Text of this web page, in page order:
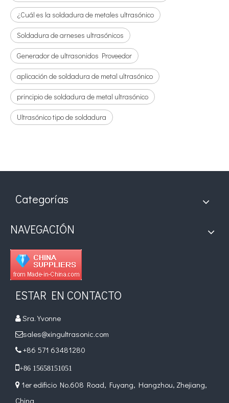
¿Cuál es la soldadura de metales ultrasónico
Soldadura de arneses ultrasónicos
Generador de ultrasonidos Proveedor
aplicación de soldadura de metal ultrasónico
principio de soldadura de metal ultrasónico
Ultrasónico tipo de soldadura
Categorías
NAVEGACIÓN
ESTAR EN CONTACTO
 Sra. Yvonne
sales@xingultrasonic.com
 +86 571 63481280
+86 15658151051
 1er edificio No.608 Road, Fuyang, Hangzhou, Zhejiang,
China